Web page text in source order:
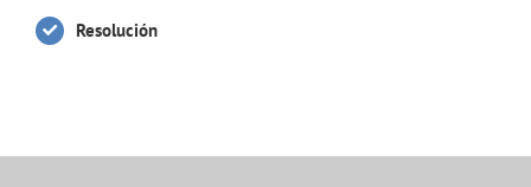
Resolución